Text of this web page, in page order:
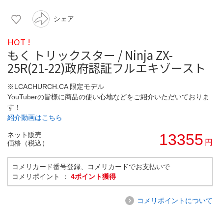
シェア
HOT !
もく トリックスター / Ninja ZX-
25R(21-22)政府認証フルエキゾースト
※LCACHURCH.CA 限定モデル
YouTuberの皆様に商品の使い心地などをご紹介いただいておりま
す！
紹介動画はこちら
ネット販売
価格（税込）
13355 円
コメリカード番号登録、コメリカードでお支払いで
コメリポイント ： 4ポイント獲得
コメリポイントについて